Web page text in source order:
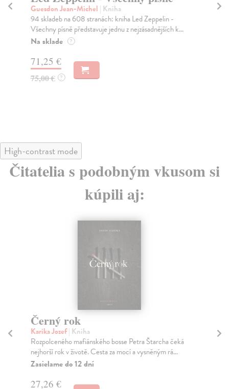
Guesdon Jean-Michel | Kniha
94 skladeb na 608 stranách: kniha Led Zeppelin -
Všechny písně představuje jednu z nejzásadnějších k...
Na sklade ?
71,25 €
75,00 € ?
High-contrast mode
Čitatelia s podobným vkusom si
kúpili aj:
Černý rok
Karika Jozef| Kniha
Rozpolceného mafiánského bosse Petra Štarcha čeká
nejhorší rok v životě. Cesta za mocí a vysněným rá...
Zasielame do 12 dní
27,26 €